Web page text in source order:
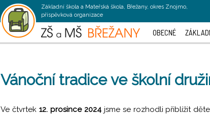
Základní škola a Mateřská škola, Břežany, okres Znojmo,
příspěvková organizace
OBECNÉ
Vánoční tradice ve školní
Ve čtvrtek 12. prosince 2024 jsme se rozhodli přiblížit